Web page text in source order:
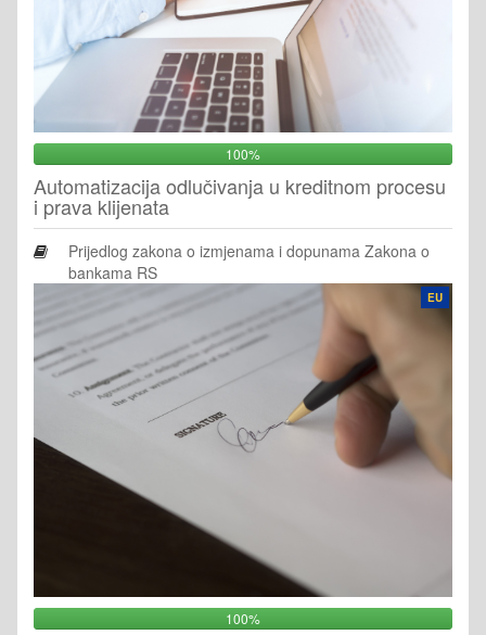
100%
Automatizacija odlučivanja u kreditnom procesu
i prava klijenata
Prijedlog zakona o izmjenama i dopunama Zakona o
bankama RS
EU
100%